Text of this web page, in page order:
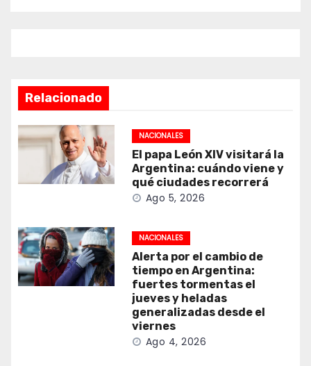
Relacionado
NACIONALES
El papa León XIV visitará la
Argentina: cuándo viene y
qué ciudades recorrerá
Ago 5, 2026
NACIONALES
Alerta por el cambio de
tiempo en Argentina:
fuertes tormentas el
jueves y heladas
generalizadas desde el
viernes
Ago 4, 2026